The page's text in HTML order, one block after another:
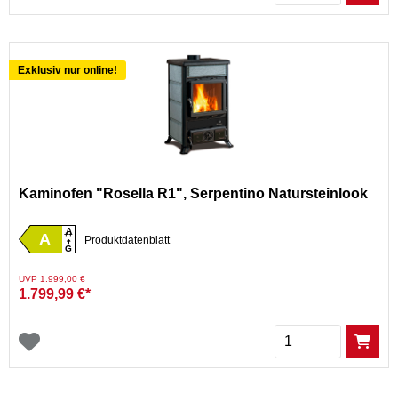
Exklusiv nur online!
Kaminofen "Rosella R1", Serpentino Natursteinlook
A
++
G
A Produktdatenblatt
Preis reduziert von
UVP 1.999,00 €auf
1.799,99 €*
Menge